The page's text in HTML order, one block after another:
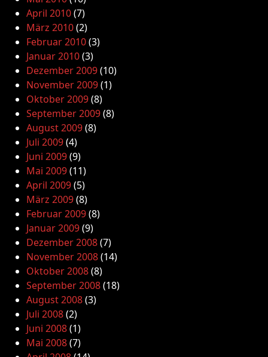
April 2010(7)
März 2010(2)
Februar 2010(3)
Januar 2010(3)
Dezember 2009(10)
November 2009(1)
Oktober 2009(8)
September 2009(8)
August 2009(8)
Juli 2009(4)
Juni 2009(9)
Mai 2009(11)
April 2009(5)
März 2009(8)
Februar 2009(8)
Januar 2009(9)
Dezember 2008(7)
November 2008(14)
Oktober 2008(8)
September 2008(18)
August 2008(3)
Juli 2008(2)
Juni 2008(1)
Mai 2008(7)